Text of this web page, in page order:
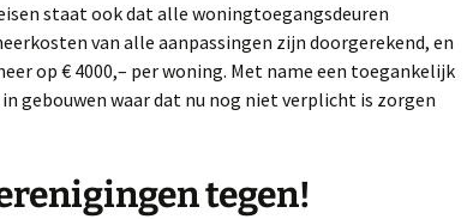
staat ook dat alle woningtoegangsdeuren
van alle aanpassingen zijn doorgerekend, en
op € 4000,– per woning. Met name een toegankelijk
gebouwen waar dat nu nog niet verplicht is zorgen
tegen!